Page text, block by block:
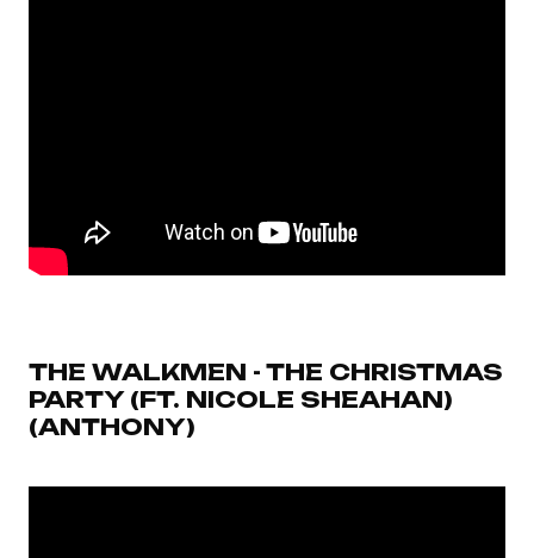
THE WALKMEN - THE CHRISTMAS
PARTY (FT. NICOLE SHEAHAN)
(ANTHONY)